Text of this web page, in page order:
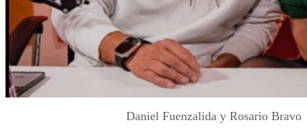
Daniel Fuenzalida y Rosario Bravo